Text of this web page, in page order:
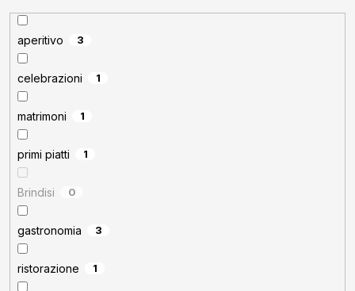
aperitivo 3
celebrazioni 1
matrimoni 1
primi piatti 1
Brindisi 0
gastronomia 3
ristorazione 1